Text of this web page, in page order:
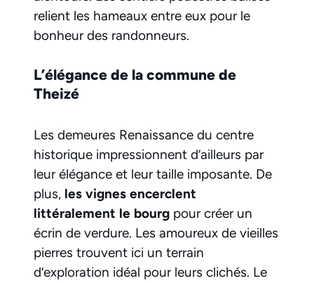
relient les hameaux entre eux pour le
bonheur des randonneurs.
L’élégance de la commune de
Theizé
Les demeures Renaissance du centre
historique impressionnent d’ailleurs par
leur élégance et leur taille imposante. De
plus, les vignes encerclent
littéralement le bourg pour créer un
écrin de verdure. Les amoureux de vieilles
pierres trouvent ici un terrain
d’exploration idéal pour leurs clichés. Le